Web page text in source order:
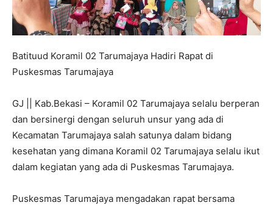
Batituud Koramil 02 Tarumajaya Hadiri Rapat di
Puskesmas Tarumajaya
GJ || Kab.Bekasi – Koramil 02 Tarumajaya selalu berperan
dan bersinergi dengan seluruh unsur yang ada di
Kecamatan Tarumajaya salah satunya dalam bidang
kesehatan yang dimana Koramil 02 Tarumajaya selalu ikut
dalam kegiatan yang ada di Puskesmas Tarumajaya.
Puskesmas Tarumajaya mengadakan rapat bersama